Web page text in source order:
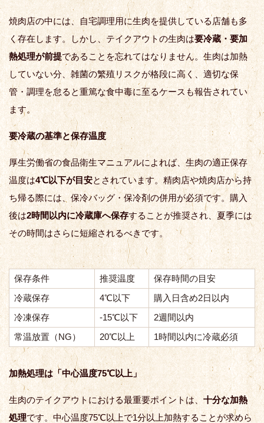
焼肉店の中には、自宅調理用に生肉を提供している店舗も多
く存在します。しかし、テイクアウトの生肉は要冷蔵・要加
熱処理が前提であることを忘れてはなりません。生肉は加熱
していない分、雑菌の繁殖リスクが格段に高く、適切な保
管・調理を怠ると重篤な食中毒に至るケースも報告されてい
ます。
要冷蔵の基準と保存温度
厚生労働省の食品衛生マニュアルによれば、生肉の適正保存
温度は4℃以下が目安とされています。精肉店や焼肉店から持
ち帰る際には、保冷バッグ・保冷剤の併用が必須です。購入
後は2時間以内に冷蔵庫へ保存することが推奨され、夏季には
その時間はさらに短縮されるべきです。
保存条件 推奨温度
保存時間の目安
冷蔵保存
4℃以下
購入日含め2日以内
冷凍保存
-15℃以下
2週間以内
常温放置（NG）
20℃以上 1時間以内に冷蔵必須
加熱処理は「中心温度75℃以上」
生肉のテイクアウトにおける最重要ポイントは、十分な加熱
処理です。中心温度75℃以上で1分以上加熱することが求めら